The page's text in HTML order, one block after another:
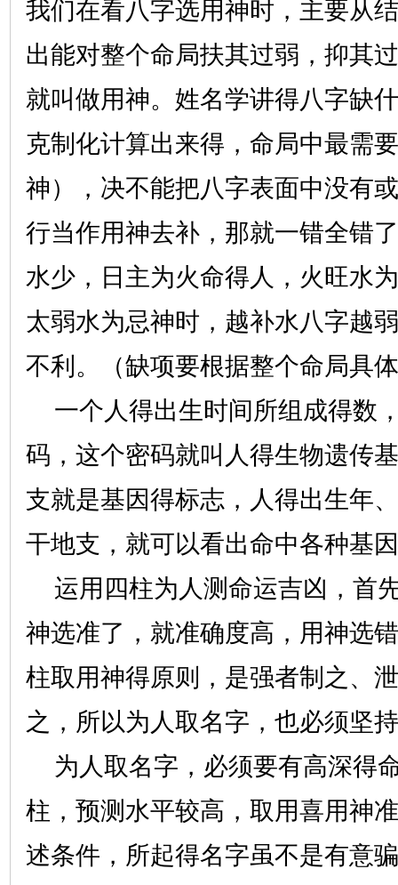
我们在看八字选用神时，主要从
出能对整个命局扶其过弱，抑其
就叫做用神。姓名学讲得八字缺
克制化计算出来得，命局中最需
神），决不能把八字表面中没有
行当作用神去补，那就一错全错
水少，日主为火命得人，火旺水
太弱水为忌神时，越补水八字越
不利。（缺项要根据整个命局具
一个人得出生时间所组成得数
码，这个密码就叫人得生物遗传
支就是基因得标志，人得出生年
干地支，就可以看出命中各种基
运用四柱为人测命运吉凶，首
神选准了，就准确度高，用神选
柱取用神得原则，是强者制之、
之，所以为人取名字，也必须坚
为人取名字，必须要有高深得
柱，预测水平较高，取用喜用神
述条件，所起得名字虽不是有意